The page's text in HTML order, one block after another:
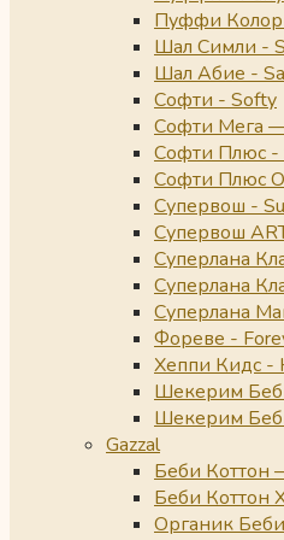
Пуффи Колор
Шал Симли -
Шал Абие -
Софти - Softy
Софти Мега
Софти Плюс -
Софти Плюс
Супервош -
Супервош
Суперлана
Суперлана
Суперлана
Фореве -
Хеппи Кидс -
Шекерим
Шекерим
Gazzal
Беби Коттон
Беби Коттон
Органик